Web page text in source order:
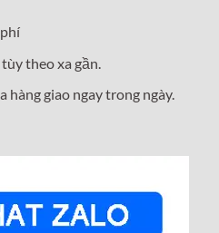
theo xa gần.
hàng giao ngay trong ngày.